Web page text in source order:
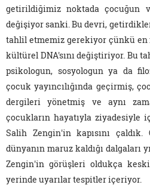
getirildiğimiz noktada çocuğun
değişiyor sanki. Bu devri,
tahlil etmemiz gerekiyor çünkü en
kültürel DNA'sını değiştiriyor. Bu
psikologun, sosyologun ya da
çocuk yayıncılığında geçirmiş,
dergileri yönetmiş ve aynı
çocukların hayatıyla ziyadesiyle
Salih Zengin'in kapısını
dünyanın maruz kaldığı dalgaları
Zengin'in görüşleri oldukça
yerinde uyarılar tespitler içeriyor.